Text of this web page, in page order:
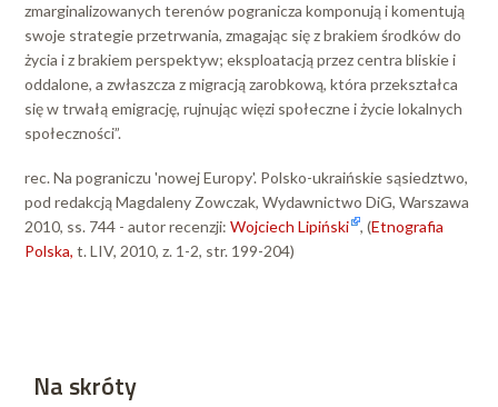
zmarginalizowanych terenów pogranicza komponują i komentują
swoje strategie przetrwania, zmagając się z brakiem środków do
życia i z brakiem perspektyw; eksploatacją przez centra bliskie i
oddalone, a zwłaszcza z migracją zarobkową, która przekształca
się w trwałą emigrację, rujnując więzi społeczne i życie lokalnych
społeczności”.
rec. Na pograniczu 'nowej Europy'. Polsko-ukraińskie sąsiedztwo,
pod redakcją Magdaleny Zowczak, Wydawnictwo DiG, Warszawa
2010, ss. 744 - autor recenzji: Wojciech Lipiński , (Etnografia
Polska, t. LIV, 2010, z. 1-2, str. 199-204)
Na skróty